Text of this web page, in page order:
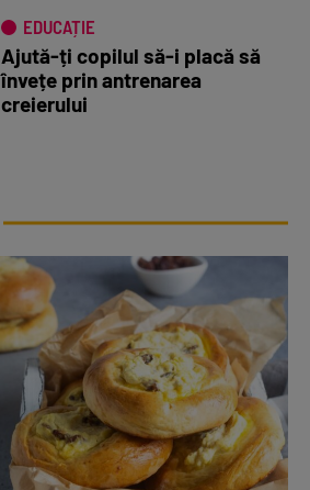
EDUCAȚIE
Ajută-ți copilul să-i placă să
învețe prin antrenarea
creierului